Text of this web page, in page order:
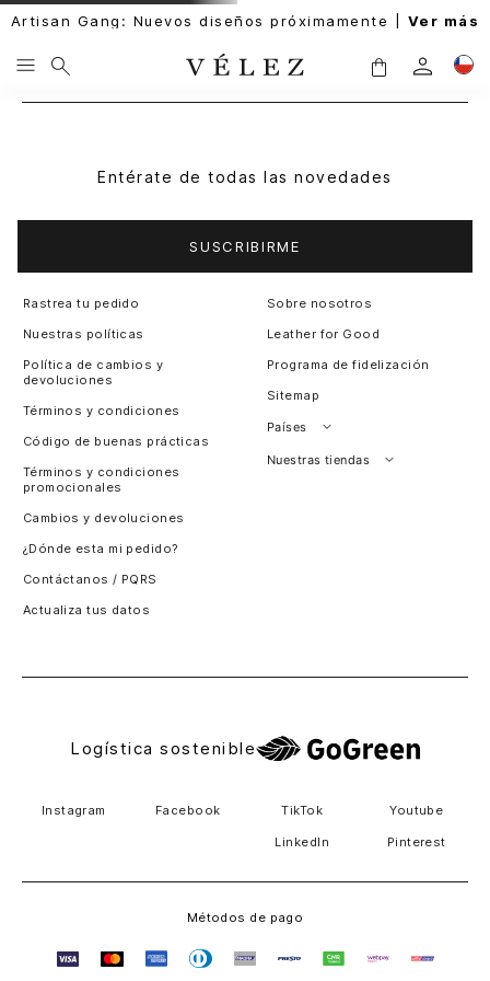
Artisan Gang: Nuevos diseños próximamente | Ver más
Entérate de todas las novedades
SUSCRIBIRME
Rastrea tu pedido
Nuestras políticas
Política de cambios y
devoluciones
Términos y condiciones
Código de buenas prácticas
Términos y condiciones
promocionales
Cambios y devoluciones
¿Dónde esta mi pedido?
Contáctanos / PQRS
Actualiza tus datos
Sobre nosotros
Leather for Good
Programa de fidelización
Sitemap
Países
Perú
Nuestras tiendas
Logística sostenible
Instagram Facebook TikTok Youtube
LinkedIn Pinterest
Métodos de pago